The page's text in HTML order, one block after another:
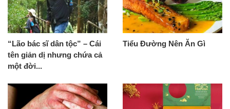
“Lão bác sĩ dân tộc” – Cái
tên giản dị nhưng chứa cả
một đời...
Tiểu Đường Nên Ăn Gì